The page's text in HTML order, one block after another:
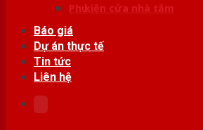
Phụ kiện cửa nhà tắm
Báo giá
Dự án thực tế
Tin tức
Liên hệ